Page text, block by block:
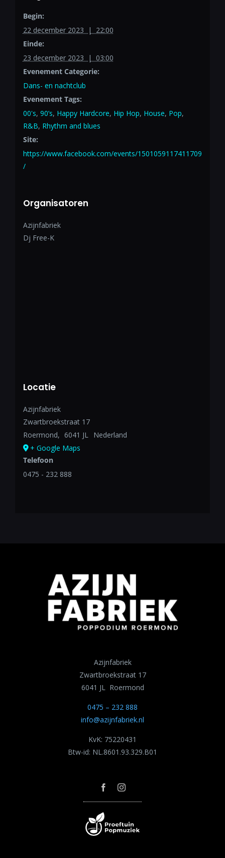
Begin:
22 december 2023 | 22:00
Einde:
23 december 2023 | 03:00
Evenement Categorie:
Dans- en nachtclub
Evenement Tags:
00's, 90’s, Happy Hardcore, Hip Hop, House, Pop,
R&B, Rhythm and blues
Site:
https://www.facebook.com/events/1501059117411709
/
Organisatoren
Azijnfabriek
Dj Free-K
Locatie
Azijnfabriek
Zwartbroekstraat 17
Roermond, 6041 JL Nederland
+ Google Maps
Telefoon
0475 - 232 888
Azijnfabriek
Zwartbroekstraat 17
6041 JL Roermond
0475 – 232 888
info@azijnfabriek.nl
KvK: 75220431
Btw-id: NL.8601.93.329.B01